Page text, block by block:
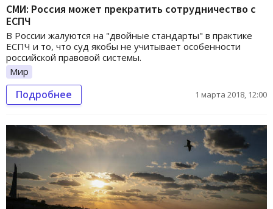
СМИ: Россия может прекратить сотрудничество с
ЕСПЧ
В России жалуются на "двойные стандарты" в практике
ЕСПЧ и то, что суд якобы не учитывает особенности
российской правовой системы.
Мир
Подробнее 1 марта 2018, 12:00